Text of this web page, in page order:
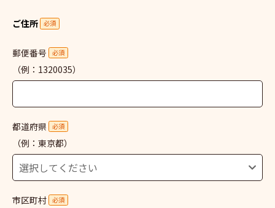
ご住所 必須
郵便番号 必須
（例：1320035）
都道府県 必須
（例：東京都）
市区町村 必須